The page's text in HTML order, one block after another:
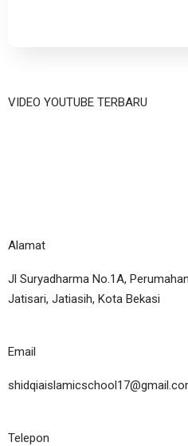
VIDEO YOUTUBE TERBARU
Alamat
Jl Suryadharma No.1A,
Jatisari, Jatiasih, Kota Bekasi
Email
Telepon